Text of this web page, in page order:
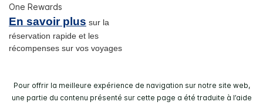
One Rewards
En savoir plus sur la
réservation rapide et les
récompenses sur vos voyages
Pour offrir la meilleure expérience de navigation sur notre site web,
une partie du contenu présenté sur cette page a été traduite à l’aide